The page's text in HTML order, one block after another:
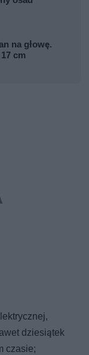
na głowę.
cm
dziesiątek
czasie;